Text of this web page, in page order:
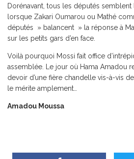
Dorénavant, tous les députés semblent
lorsque Zakari Oumarou ou Mathé
députés » balancent » la réponse à
sur les petits gars d’en face.
Voilà pourquoi Mossi fait office
assemblée. Le jour où Hama Amadou
devoir d’une fière chandelle vis-à-vis
le mérite amplement…
Amadou Moussa